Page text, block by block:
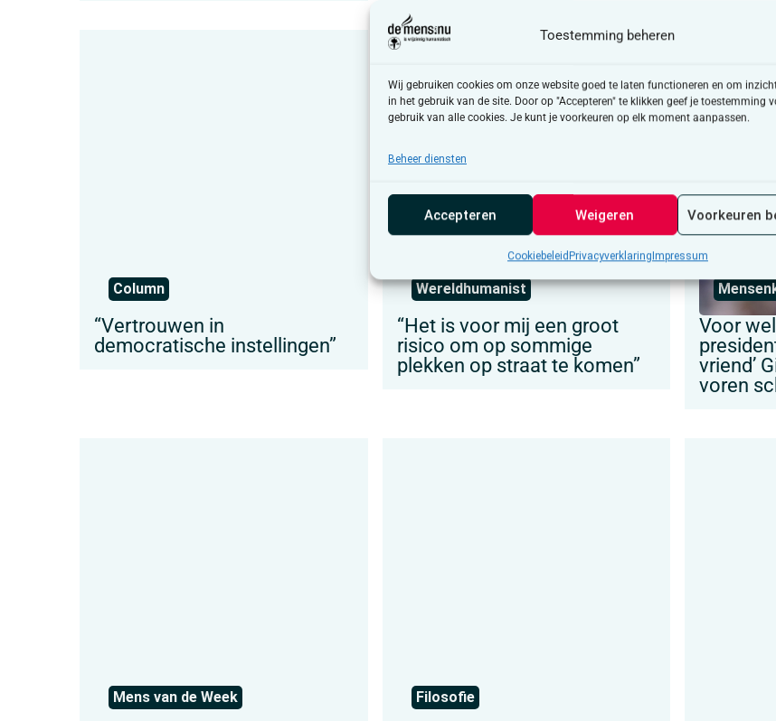
Toestemming beheren
Wij gebruiken cookies om onze website goed te laten functioneren en om
in het gebruik van de site. Door op "Accepteren" te klikken geef je toestemming
gebruik van alle cookies. Je kunt je voorkeuren op elk moment aanpassen.
Beheer diensten
Accepteren Weigeren Voorkeuren
Cookiebeleid PrivacyverklaringImpressum
Column
“Vertrouwen in
democratische instellingen”
Wereldhumanist
“Het is voor mij een groot
risico om op sommige
plekken op straat te komen”
Voor
vriend’
voren
Mens van de Week Filosofie